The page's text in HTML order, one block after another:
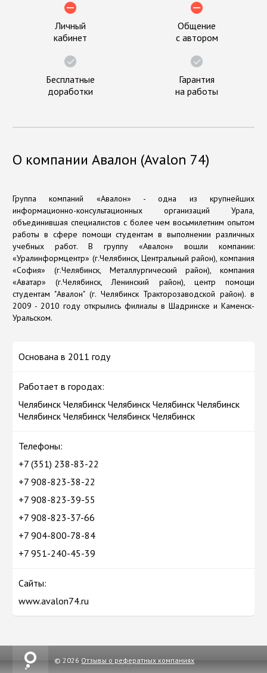
Личный
кабинет
Общение
с автором
Бесплатные
доработки
Гарантия
на работы
О компании Авалон (Avalon 74)
Группа компаний «Авалон» - одна из крупнейших
информационно-консультационных организаций Урала,
объединившая специалистов с более чем восьмилетним опытом
работы в сфере помощи студентам в выполнении различных
учебных работ. В группу «Авалон» вошли компании:
«Уралинформцентр» (г.Челябинск, Центральный район), компания
«София» (г.Челябинск, Металлургический район), компания
«Аватар» (г.Челябинск, Ленинский район), центр помощи
студентам "Авалон" (г. Челябинск Тракторозаводской район). в
2009 - 2010 году открылись филиалы в Шадринске и Каменск-
Уральском.
Основана в 2011 году
Работает в городах:
Челябинск Челябинск Челябинск Челябинск Челябинск
Челябинск Челябинск Челябинск Челябинск
Телефоны:
+7 (351) 238-83-22
+7 908-823-38-22
+7 908-823-39-55
+7 908-823-37-66
+7 904-800-78-84
+7 951-240-45-39
Сайты:
www.avalon74.ru
© 2026 Отзывы о рефератных компаниях